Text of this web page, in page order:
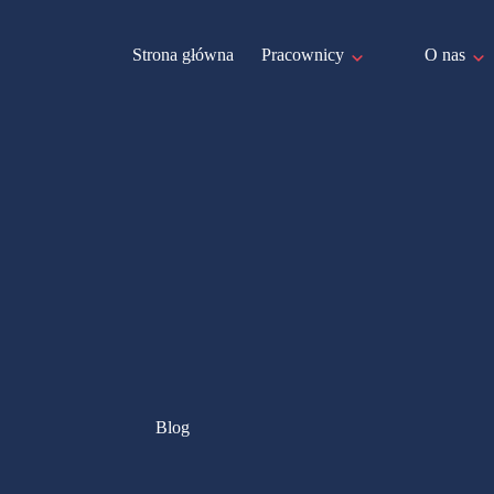
Strona główna Pracownicy O nas
Blog